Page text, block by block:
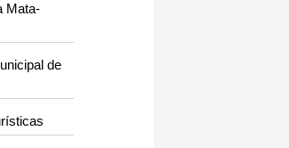
Mata-
de